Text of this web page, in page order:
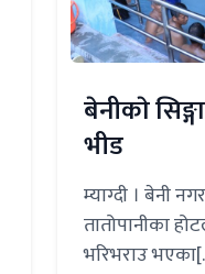
बेनीकाे
भीड
म्याग्दी । बेनी
तातोपानीका
भरिभराउ